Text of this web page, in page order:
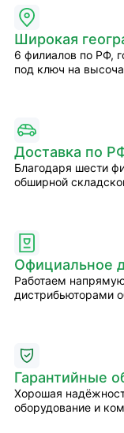
Широкая
6 филиалов по РФ,
под ключ на
Доставка по
Благодаря шести
обширной
Официальное
Работаем
дистрибьюторами
Гарантийные
Хорошая
оборудование и